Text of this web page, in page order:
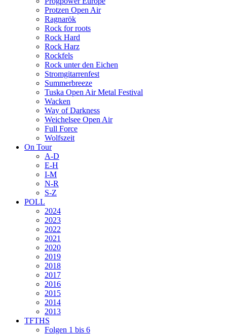
Protzen Open Air
Ragnarök
Rock for roots
Rock Hard
Rock Harz
Rockfels
Rock unter den Eichen
Stromgitarrenfest
Summerbreeze
Tuska Open Air Metal Festival
Wacken
Way of Darkness
Weichelsee Open Air
Full Force
Wolfszeit
On Tour
A-D
E-H
I-M
N-R
S-Z
POLL
2024
2023
2022
2021
2020
2019
2018
2017
2016
2015
2014
2013
TFTHS
Folgen 1 bis 6